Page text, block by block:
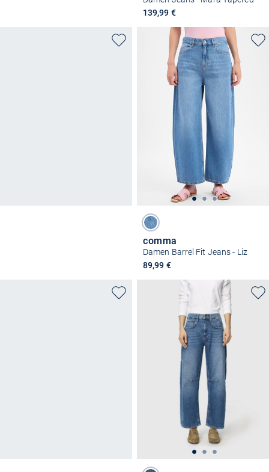
139,99 €
comma
Damen Barrel Fit Jeans - Liz
89,99 €